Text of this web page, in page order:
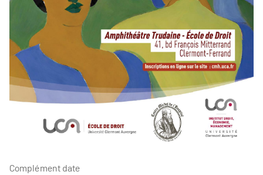
Complément date